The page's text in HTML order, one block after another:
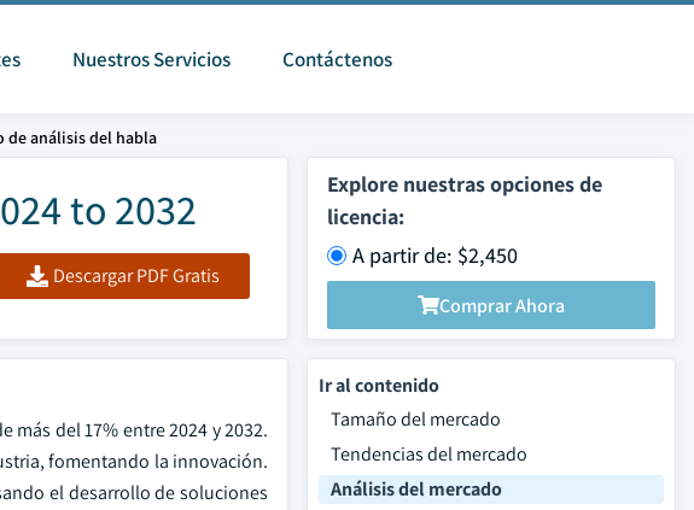
Nuestros Servicios Contáctenos
de análisis del habla
to 2032
Descargar PDF Gratis
Explore nuestras opciones de
licencia:
A partir de: $2,450
Comprar Ahora
más del 17% entre 2024 y 2032.
fomentando la innovación.
el desarrollo de soluciones
Ir al contenido
Tamaño del mercado
Tendencias del mercado
Análisis del mercado